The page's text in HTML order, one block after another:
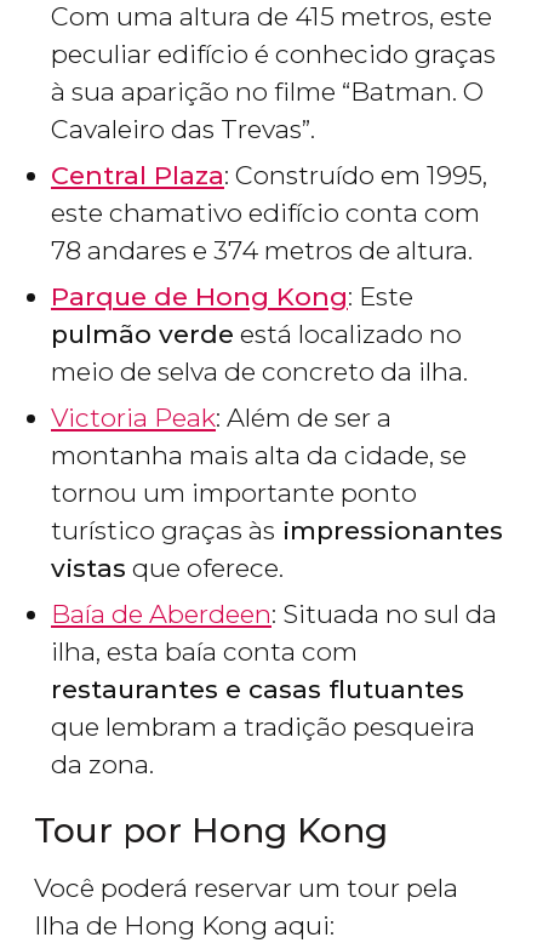
Com uma altura de 415 metros, este
peculiar edifício é conhecido graças
à sua aparição no filme “Batman. O
Cavaleiro das Trevas”.
Central Plaza: Construído em 1995,
este chamativo edifício conta com
78 andares e 374 metros de altura.
Parque de Hong Kong: Este
pulmão verde está localizado no
meio de selva de concreto da ilha.
Victoria Peak: Além de ser a
montanha mais alta da cidade, se
tornou um importante ponto
turístico graças às impressionantes
vistas que oferece.
Baía de Aberdeen: Situada no sul da
ilha, esta baía conta com
restaurantes e casas flutuantes
que lembram a tradição pesqueira
da zona.
Tour por Hong Kong
Você poderá reservar um tour pela
Ilha de Hong Kong aqui: